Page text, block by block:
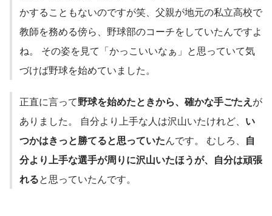
かすることもないのですが笑、父親が地元の私立高校で
教師を務める傍ら、野球部のコーチをしていたんですよ
ね。 その姿を見て「かっこいいなぁ」と思っていて気
づけば野球を始めていました。
正直に言って野球を始めたときから、確かな手ごたえ が
ありました。 自分より上手な人は沢山いたけれど、 い
つかはきっと勝てると思っていたんです。 むしろ、 自
分より上手な選手が周りに沢山いたほうが、自分は頑張
れると思っていたんです。